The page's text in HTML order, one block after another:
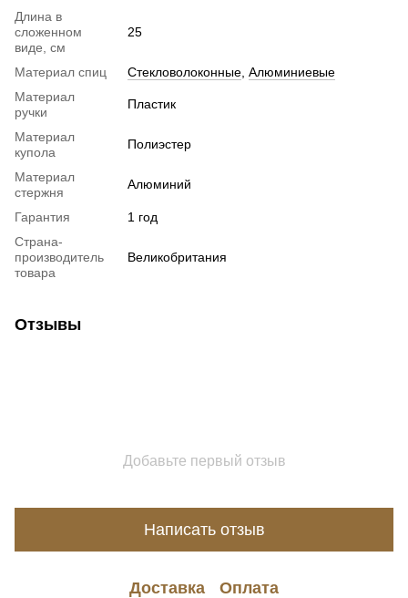
Длина в
сложенном
виде, см
25
Материал спиц Стекловолоконные Алюминиевые
Материал
ручки
Пластик
Материал
купола
Полиэстер
Материал
стержня
Алюминий
Гарантия
1 год
Страна-
производитель
товара
Великобритания
Отзывы
Добавьте первый отзыв
Написать отзыв
Доставка Оплата